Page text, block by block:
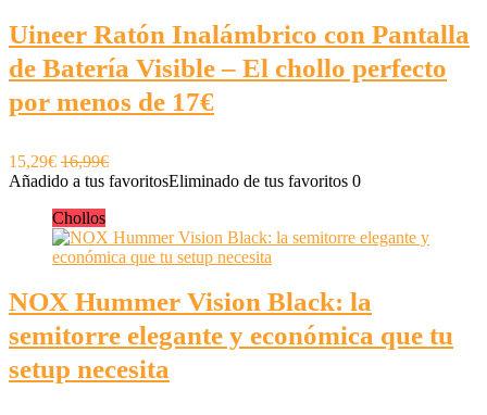
Uineer Ratón Inalámbrico con Pantalla
de Batería Visible – El chollo perfecto
por menos de 17€
15,29€ 16,99€
Añadido a tus favoritosEliminado de tus favoritos 0
Chollos
NOX Hummer Vision Black: la
semitorre elegante y económica que tu
setup necesita